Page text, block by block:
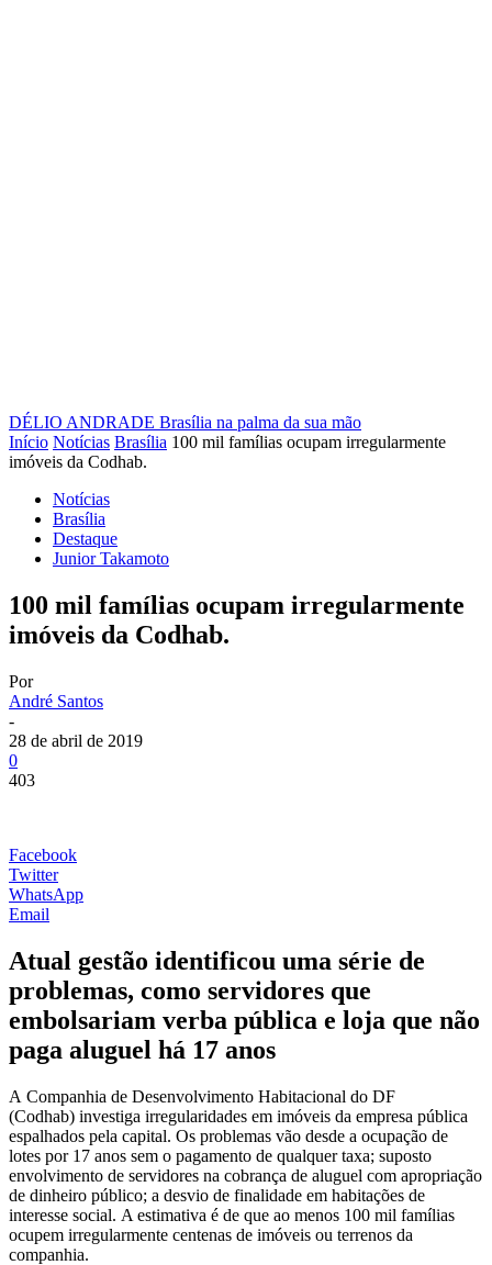
DÉLIO ANDRADE Brasília na palma da sua mão
Início Notícias Brasília 100 mil famílias ocupam irregularmente
imóveis da Codhab.
Notícias
Brasília
Destaque
Junior Takamoto
100 mil famílias ocupam irregularmente
imóveis da Codhab.
Por
André Santos
-
28 de abril de 2019
0
403
Facebook
Twitter
WhatsApp
Email
Atual gestão identificou uma série de
problemas, como servidores que
embolsariam verba pública e loja que não
paga aluguel há 17 anos
A Companhia de Desenvolvimento Habitacional do DF
(Codhab) investiga irregularidades em imóveis da empresa pública
espalhados pela capital. Os problemas vão desde a ocupação de
lotes por 17 anos sem o pagamento de qualquer taxa; suposto
envolvimento de servidores na cobrança de aluguel com apropriação
de dinheiro público; a desvio de finalidade em habitações de
interesse social. A estimativa é de que ao menos 100 mil famílias
ocupem irregularmente centenas de imóveis ou terrenos da
companhia.